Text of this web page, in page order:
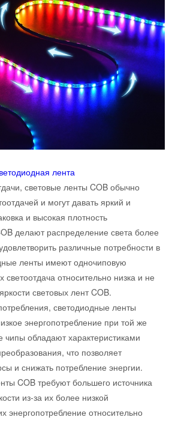
лента
световые ленты COB обычно
и могут давать яркий и
и высокая плотность
делают распределение света более
различные потребности в
ленты имеют одночиповую
светоотдача относительно низка и не
световых лент COB.
светодиодные ленты
энергопотребление при той же
чипы обладают характеристиками
что позволяет
и снижать потребление энергии.
COB требуют большего источника
из-за их более низкой
энергопотребление относительно